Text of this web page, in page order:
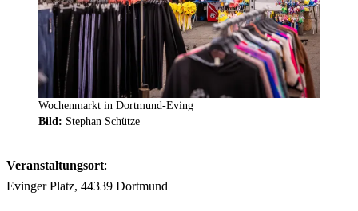
Wochenmarkt in Dortmund-Eving
Bild: Stephan Schütze
Veranstaltungsort:
Evinger Platz, 44339 Dortmund